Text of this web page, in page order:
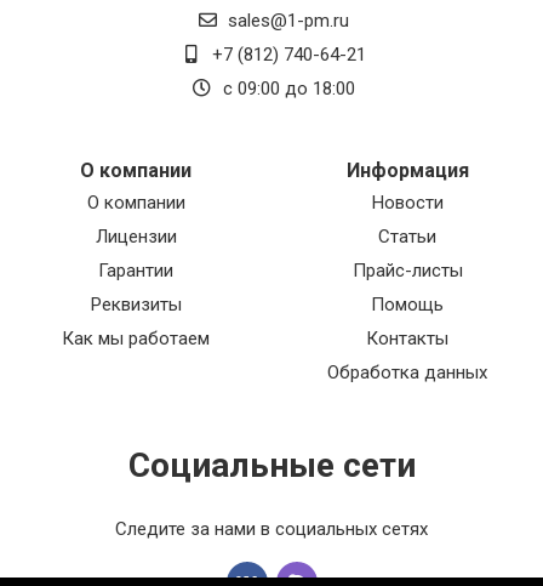
sales@1-pm.ru
+7 (812) 740-64-21
с 09:00 до 18:00
О компании
О компании
Лицензии
Гарантии
Реквизиты
Как мы работаем
Информация
Новости
Статьи
Прайс-листы
Помощь
Контакты
Обработка данных
Социальные сети
Следите за нами в социальных сетях